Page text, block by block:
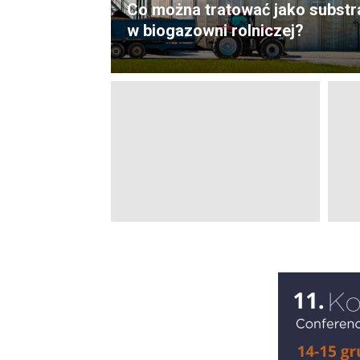
Co można tratować jako
w biogazowni rolniczej?